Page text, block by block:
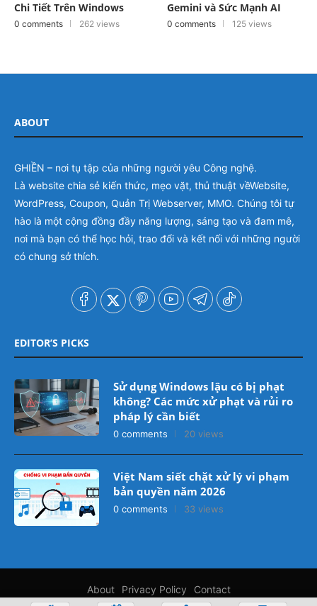
0 comments 262 views 0 comments 125 views
Là website chia sẻ kiến thức, mẹo vặt, thủ thuật vềWebsite,
WordPress, Coupon, Quản Trị Webserver, MMO. Chúng tôi tự
hào là một cộng đồng đầy năng lượng, sáng tạo và đam mê,
nơi mà bạn có thể học hỏi, trao đổi và kết nối với những người
có chung sở thích.
không? Các mức xử phạt và rủi ro
pháp lý cần biết
0 comments 20 views
bản quyền năm 2026
0 comments 33 views
© 2020 byGHIỀN KGH- All Right Reserved.